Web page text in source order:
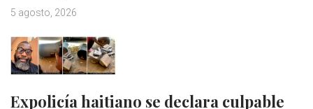
5 agosto, 2026
Expolicía haitiano se declara culpable